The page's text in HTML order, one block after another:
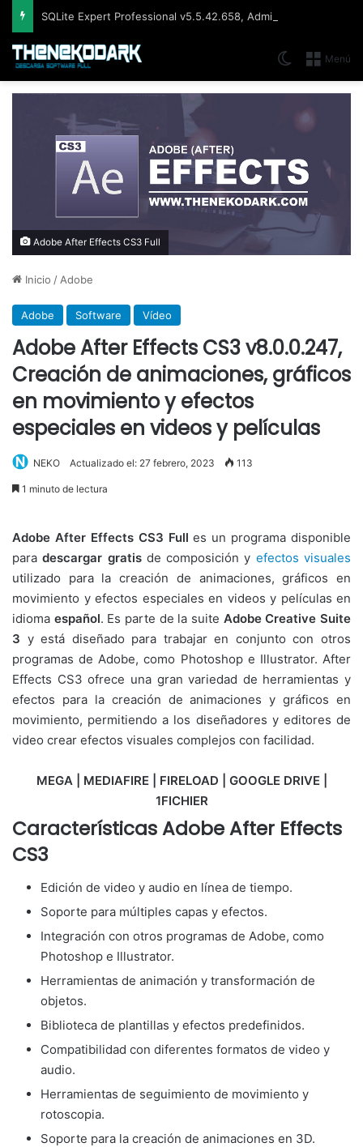
Menú
Switch skin
Adobe After Effects CS3 Full
Inicio /Adobe
Adobe Software Vídeo
Adobe After Effects CS3 v8.0.0.247,
Creación de animaciones, gráficos
en movimiento y efectos
especiales en videos y películas
NEKO Actualizado el: 27 febrero, 2023 113
1 minuto de lectura
Adobe After Effects CS3 Full es un programa disponible
paradescargar gratisde composición y efectos visuales
utilizado para la creación de animaciones, gráficos en
movimiento y efectos especiales en videos y películas en
idioma español. Es parte de la suite Adobe Creative Suite
3 y está diseñado para trabajar en conjunto con otros
programas de Adobe, como Photoshop e Illustrator. After
Effects CS3 ofrece una gran variedad de herramientas y
efectos para la creación de animaciones y gráficos en
movimiento, permitiendo a los diseñadores y editores de
video crear efectos visuales complejos con facilidad.
MEGA | MEDIAFIRE | FIRELOAD | GOOGLE DRIVE |
1FICHIER
Características Adobe After Effects
CS3
Edición de video y audio en línea de tiempo.
Soporte para múltiples capas y efectos.
Integración con otros programas de Adobe, como
Photoshop e Illustrator.
Herramientas de animación y transformación de
objetos.
Biblioteca de plantillas y efectos predefinidos.
Compatibilidad con diferentes formatos de video y
audio.
Herramientas de seguimiento de movimiento y
rotoscopia.
Soporte para la creación de animaciones en 3D.